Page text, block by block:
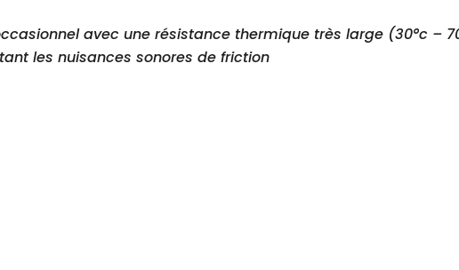
avec une résistance thermique très large (30°c –
les nuisances sonores de friction